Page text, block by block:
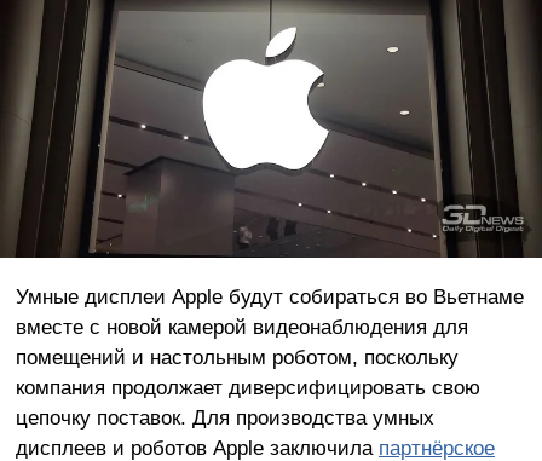
Умные дисплеи Apple будут собираться во Вьетнаме
вместе с новой камерой видеонаблюдения для
помещений и настольным роботом, поскольку
компания продолжает диверсифицировать свою
цепочку поставок. Для производства умных
дисплеев и роботов Apple заключила партнёрское